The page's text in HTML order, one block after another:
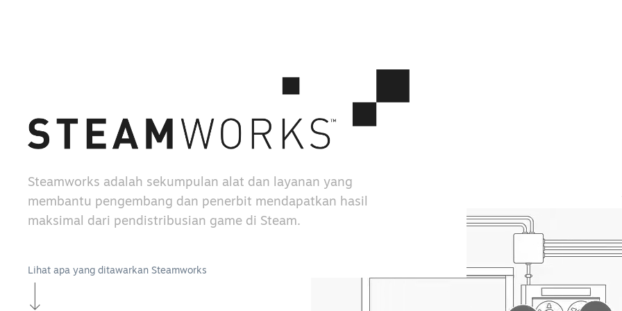
Steamworks adalah sekumpulan alat dan layanan yang
membantu pengembang dan penerbit mendapatkan hasil
maksimal dari pendistribusian game di Steam.
Lihat apa yang ditawarkan Steamworks